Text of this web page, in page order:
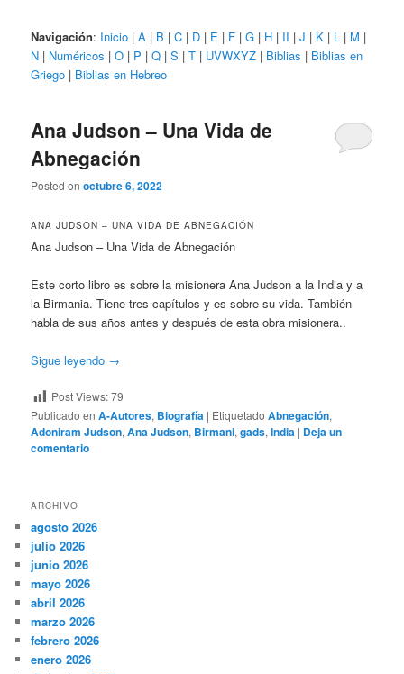
Navigación: Inicio |A | B |C | D | E | F |G | H | II |J | K | L | M |
N | Numéricos |O | P |Q |S |T | UVWXYZ | Biblias | Biblias en
Griego | Biblias en Hebreo
Ana Judson – Una Vida de
Abnegación
Posted onoctubre 6, 2022
ANA JUDSON – UNA VIDA DE ABNEGACIÓN
Ana Judson – Una Vida de Abnegación
Este corto libro es sobre la misionera Ana Judson a la India y a
la Birmania. Tiene tres capítulos y es sobre su vida. También
habla de sus años antes y después de esta obra misionera..
Sigue leyendo →
Post Views:79
Publicado en A-Autores, Biografía | Etiquetado Abnegación,
Adoniram Judson,Ana Judson, Birmani,gads,India | Deja un
comentario
ARCHIVO
agosto 2026
julio 2026
junio 2026
mayo 2026
abril 2026
marzo 2026
febrero 2026
enero 2026